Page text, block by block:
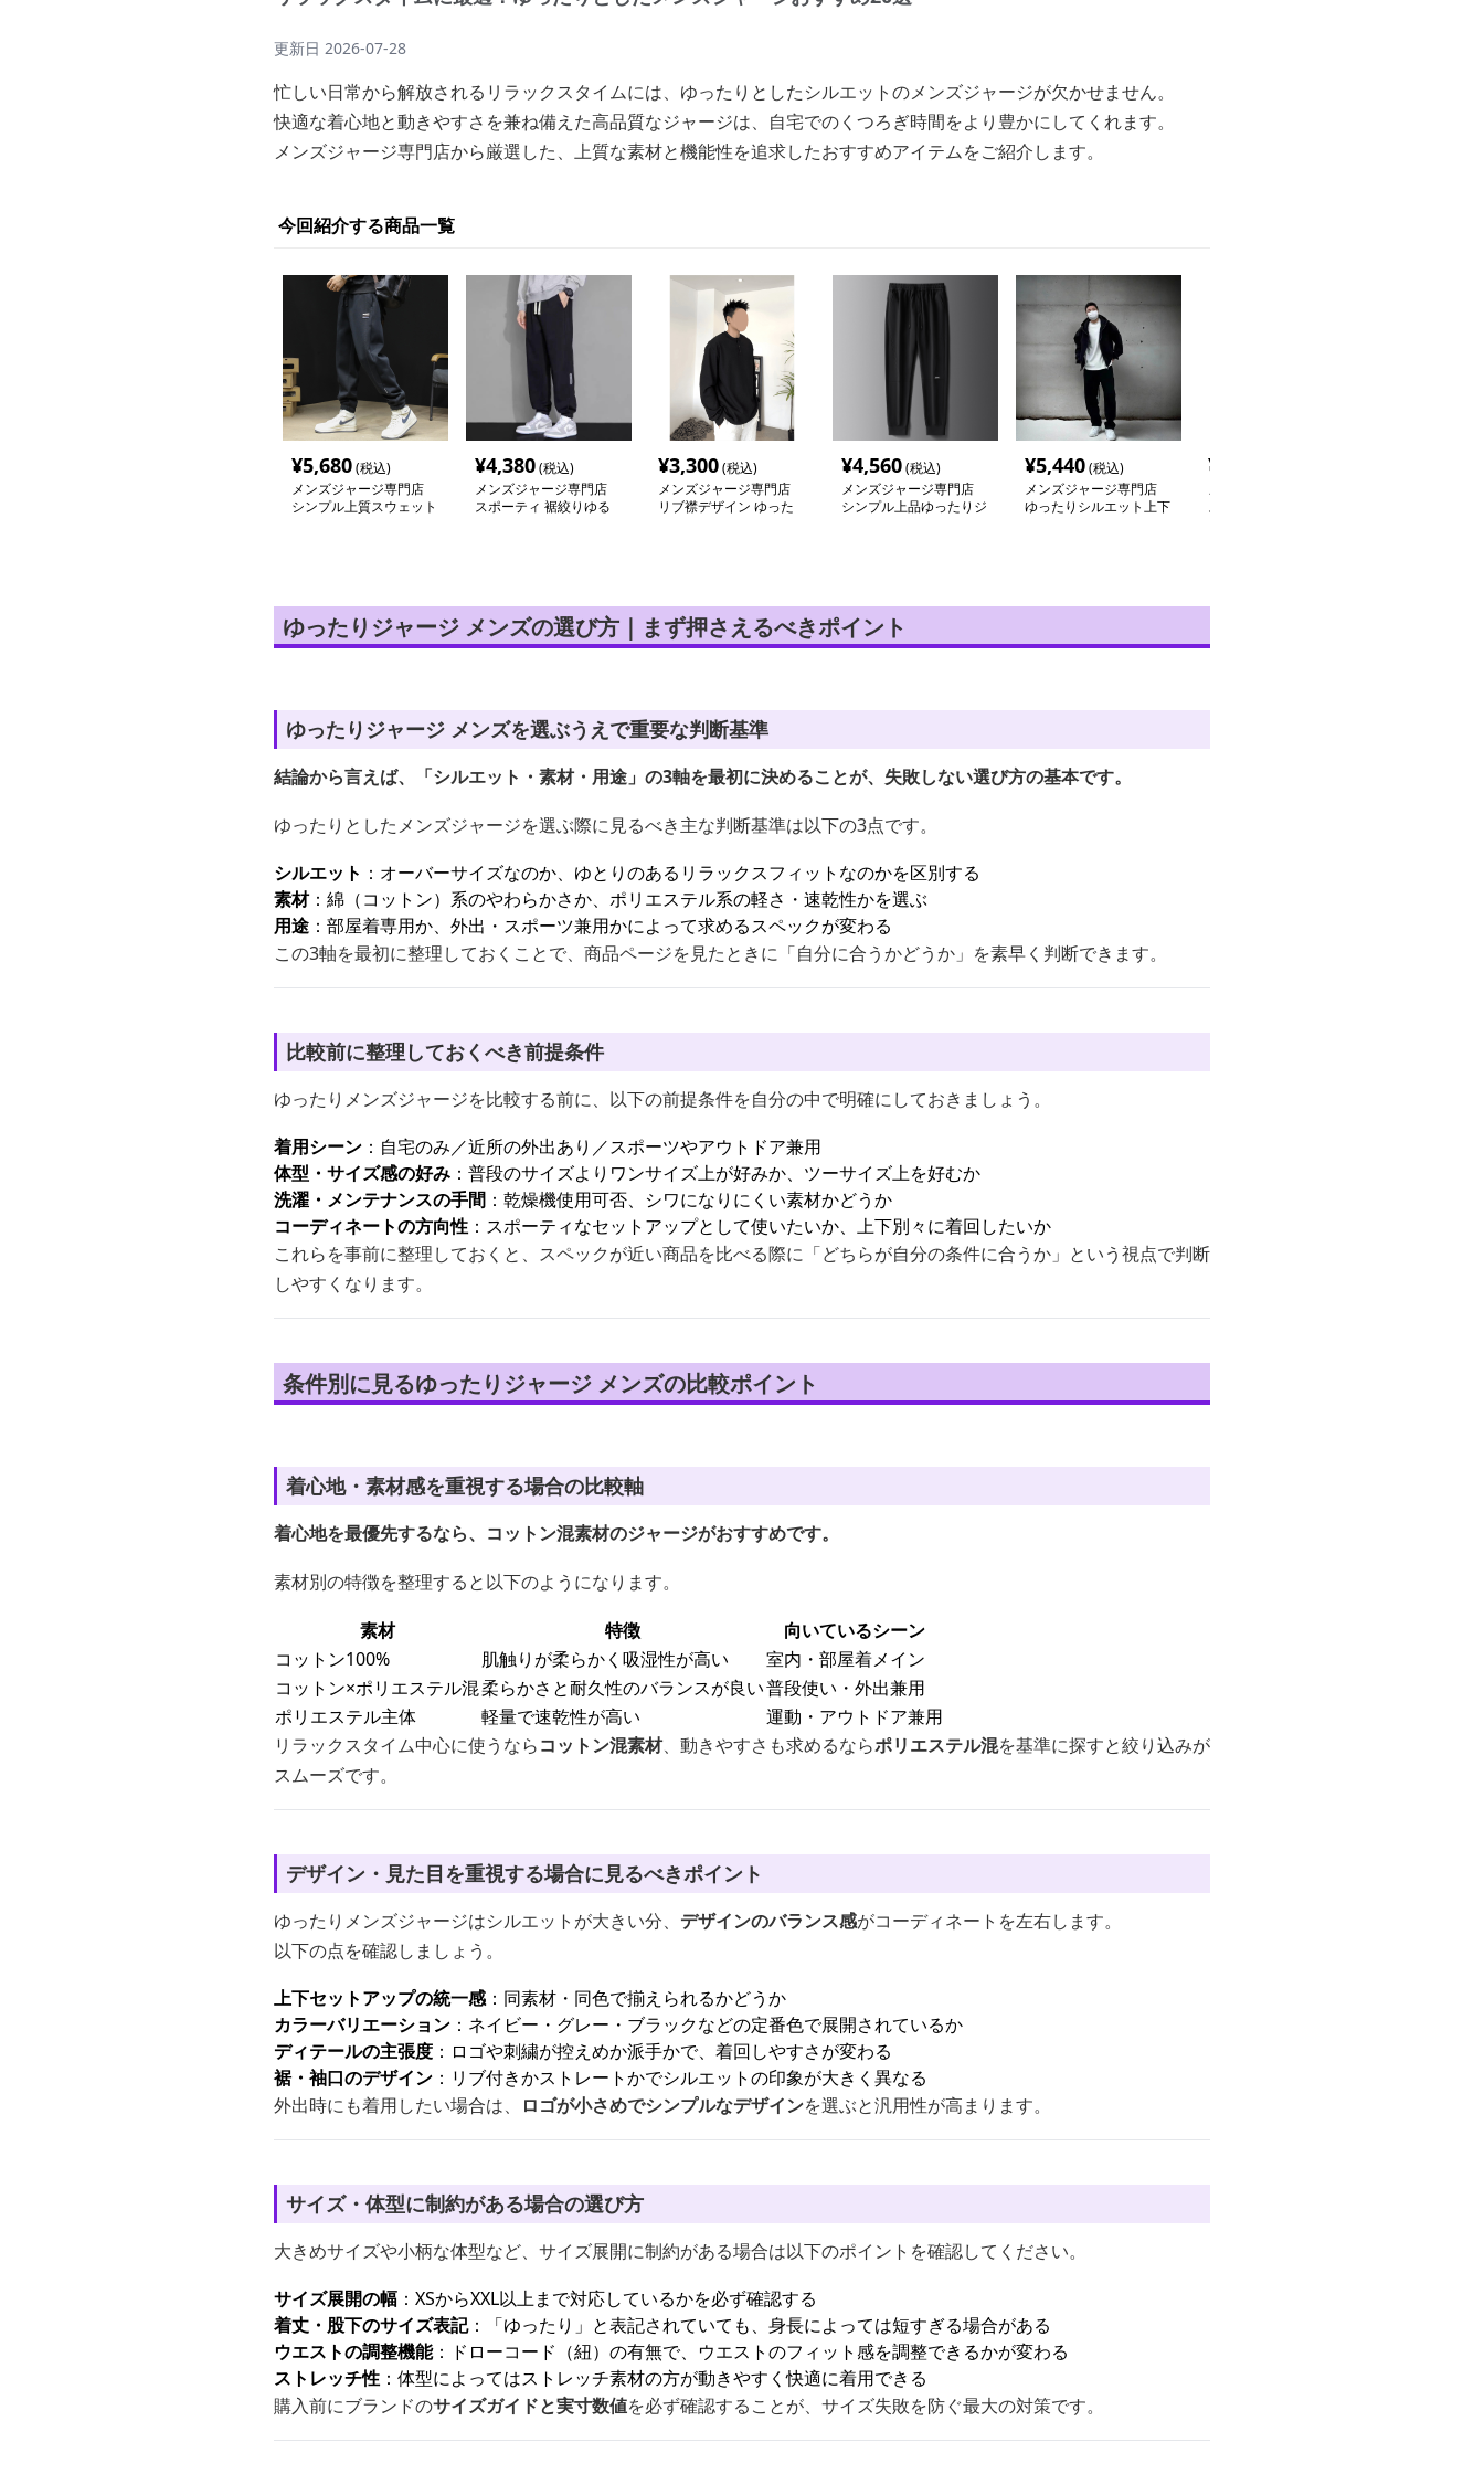
更新日 2026-07-28
忙しい日常から解放されるリラックスタイムには、ゆったりとしたシルエットのメンズジャージが欠かせません。
快適な着心地と動きやすさを兼ね備えた高品質なジャージは、自宅でのくつろぎ時間をより豊かにしてくれます。
メンズジャージ専門店から厳選した、上質な素材と機能性を追求したおすすめアイテムをご紹介します。
今回紹介する商品一覧
¥5,680(税込)
メンズジャージ専門店
シンプル上質スウェット
¥4,380(税込)
メンズジャージ専門店
スポーティ 裾絞りゆる
¥3,300(税込)
メンズジャージ専門店
リブ襟デザイン ゆった
¥4,560(税込)
メンズジャージ専門店
シンプル上品ゆったりジ
¥5,440(税込)
メンズジャージ専門店
ゆったりシルエット上下
¥
スポーティライン ゆっ
ゆったりジャージ メンズの選び方｜まず押さえるべきポイント
ゆったりジャージ メンズを選ぶうえで重要な判断基準
結論から言えば、「シルエット・素材・用途」の3軸を最初に決めることが、失敗しない選び方の基本です。
ゆったりとしたメンズジャージを選ぶ際に見るべき主な判断基準は以下の3点です。
シルエット ：オーバーサイズなのか、ゆとりのあるリラックスフィットなのかを区別する
素材：綿（コットン）系のやわらかさか、ポリエステル系の軽さ・速乾性かを選ぶ
用途 ：部屋着専用か、外出・スポーツ兼用かによって求めるスペックが変わる
この3軸を最初に整理しておくことで、商品ページを見たときに「自分に合うかどうか」を素早く判断できます。
比較前に整理しておくべき前提条件
ゆったりメンズジャージを比較する前に、以下の前提条件を自分の中で明確にしておきましょう。
着用シーン ：自宅のみ／近所の外出あり／スポーツやアウトドア兼用
体型・サイズ感の好み ：普段のサイズよりワンサイズ上が好みか、ツーサイズ上を好むか
洗濯・メンテナンスの手間 ：乾燥機使用可否、シワになりにくい素材かどうか
コーディネートの方向性 ：スポーティなセットアップとして使いたいか、上下別々に着回したいか
これらを事前に整理しておくと、スペックが近い商品を比べる際に「どちらが自分の条件に合うか」という視点で判断
しやすくなります。
条件別に見るゆったりジャージ メンズの比較ポイント
着心地・素材感を重視する場合の比較軸
着心地を最優先するなら、コットン混素材のジャージがおすすめです。
素材別の特徴を整理すると以下のようになります。
素材
特徴
向いているシーン
コットン100%
肌触りが柔らかく吸湿性が高い
室内・部屋着メイン
コットン×ポリエステル混柔らかさと耐久性のバランスが良い普段使い・外出兼用
ポリエステル主体
軽量で速乾性が高い
運動・アウトドア兼用
リラックスタイム中心に使うならコットン混素材、動きやすさも求めるならポリエステル混を基準に探すと絞り込みが
スムーズです。
デザイン・見た目を重視する場合に見るべきポイント
ゆったりメンズジャージはシルエットが大きい分、 デザインのバランス感がコーディネートを左右します。
以下の点を確認しましょう。
上下セットアップの統一感：同素材・同色で揃えられるかどうか
カラーバリエーション ：ネイビー・グレー・ブラックなどの定番色で展開されているか
ディテールの主張度 ：ロゴや刺繍が控えめか派手かで、着回しやすさが変わる
裾・袖口のデザイン ：リブ付きかストレートかでシルエットの印象が大きく異なる
外出時にも着用したい場合は、
ロゴが小さめでシンプルなデザインを選ぶと汎用性が高まります。
サイズ・体型に制約がある場合の選び方
大きめサイズや小柄な体型など、サイズ展開に制約がある場合は以下のポイントを確認してください。
サイズ展開の幅 ：XSからXXL以上まで対応しているかを必ず確認する
着丈・股下のサイズ表記：「ゆったり」と表記されていても、身長によっては短すぎる場合がある
ウエストの調整機能：ドローコード（紐）の有無で、ウエストのフィット感を調整できるかが変わる
ストレッチ性 ：体型によってはストレッチ素材の方が動きやすく快適に着用できる
購入前にブランドのサイズガイドと実寸数値を必ず確認することが、サイズ失敗を防ぐ最大の対策です。